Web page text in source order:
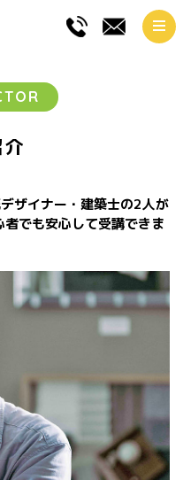
ザイナー・建築士の2人が
でも安心して受講できま